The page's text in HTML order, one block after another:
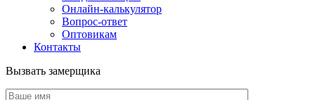
Онлайн-калькулятор
Вопрос-ответ
Оптовикам
Контакты
Вызвать замерщика